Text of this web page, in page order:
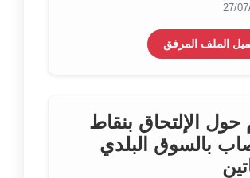
الملف المرفق
حول الإلتحاق بنقاط
بالسوق البلدي